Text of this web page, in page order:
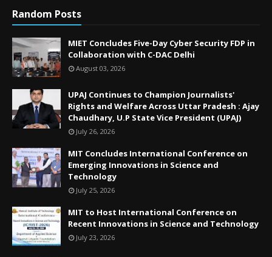
Random Posts
MIET Concludes Five-Day Cyber Security FDP in
Collaboration with C-DAC Delhi
August 03, 2026
UPAJ Continues to Champion Journalists'
Rights and Welfare Across Uttar Pradesh : Ajay
Chaudhary, U.P State Vice President (UPAJ)
July 26, 2026
MIT Concludes International Conference on
Emerging Innovations in Science and
Technology
July 25, 2026
MIT to Host International Conference on
Recent Innovations in Science and Technology
July 23, 2026